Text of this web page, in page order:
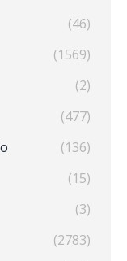
(46)
(1569)
(2)
(477)
(136)
(15)
(3)
(2783)